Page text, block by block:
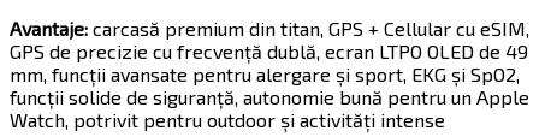
Avantaje: carcasă premium din titan, GPS + Cellular cu eSIM,
GPS de precizie cu frecvență dublă, ecran LTPO OLED de 49
mm, funcții avansate pentru alergare și sport, EKG și SpO2,
funcții solide de siguranță, autonomie bună pentru un Apple
Watch, potrivit pentru outdoor și activități intense